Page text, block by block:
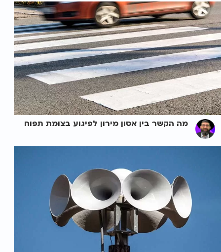
מה הקשר בין אסון מירון לפיגוע בצומת תפוח